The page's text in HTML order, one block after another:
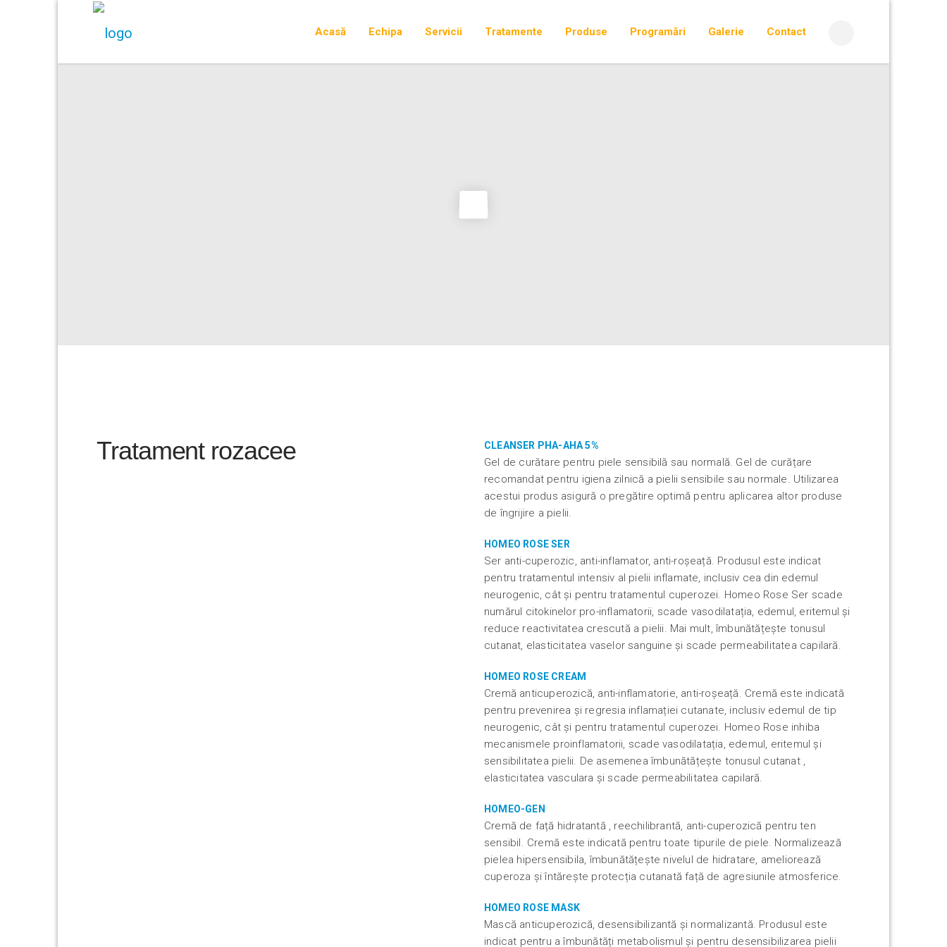
Acasă Echipa Servicii Tratamente Produse Programări Galerie Contact
Tratament rozacee CLEANSER PHA-AHA 5%
Gel de curătare pentru piele sensibilă sau normală. Gel de curățare
recomandat pentru igiena zilnică a pielii sensibile sau normale. Utilizarea
acestui produs asigură o pregătire optimă pentru aplicarea altor produse
de îngrijire a pielii.
HOMEO ROSE SER
Ser anti-cuperozic, anti-inflamator, anti-roșeață. Produsul este indicat
pentru tratamentul intensiv al pielii inflamate, inclusiv cea din edemul
neurogenic, cât și pentru tratamentul cuperozei. Homeo Rose Ser scade
numărul citokinelor pro-inflamatorii, scade vasodilatația, edemul, eritemul și
reduce reactivitatea crescută a pielii. Mai mult, îmbunătățește tonusul
cutanat, elasticitatea vaselor sanguine și scade permeabilitatea capilară.
HOMEO ROSE CREAM
Cremă anticuperozică, anti-inflamatorie, anti-roșeață. Cremă este indicată
pentru prevenirea și regresia inflamației cutanate, inclusiv edemul de tip
neurogenic, cât și pentru tratamentul cuperozei. Homeo Rose inhiba
mecanismele proinflamatorii, scade vasodilatația, edemul, eritemul și
sensibilitatea pielii. De asemenea îmbunătățește tonusul cutanat ,
elasticitatea vasculara și scade permeabilitatea capilară.
HOMEO-GEN
Cremă de față hidratantă , reechilibrantă, anti-cuperozică pentru ten
sensibil. Cremă este indicată pentru toate tipurile de piele. Normalizează
pielea hipersensibila, îmbunătățește nivelul de hidratare, ameliorează
cuperoza și întărește protecția cutanată față de agresiunile atmosferice.
HOMEO ROSE MASK
Mască anticuperozică, desensibilizantă și normalizantă. Produsul este
indicat pentru a îmbunătăți metabolismul și pentru desensibilizarea pielii